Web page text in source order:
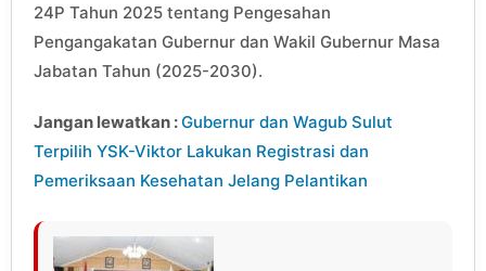
24P Tahun 2025 tentang Pengesahan
Pengangakatan Gubernur dan Wakil Gubernur Masa
Jabatan Tahun (2025-2030).
Jangan lewatkan :Gubernur dan Wagub Sulut
Terpilih YSK-Viktor Lakukan Registrasi dan
Pemeriksaan Kesehatan Jelang Pelantikan